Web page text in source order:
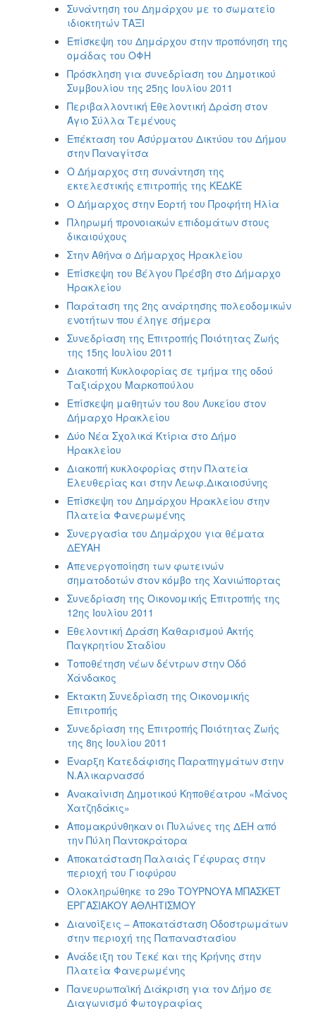
Συνάντηση του Δημάρχου με το σωματείο
ιδιοκτητών ΤΑΞΙ
Επίσκεψη του Δημάρχου στην προπόνηση της
ομάδας του ΟΦΗ
Πρόσκληση για συνεδρίαση του Δημοτικού
Συμβουλίου της 25ης Ιουλίου 2011
Περιβαλλοντική Εθελοντική Δράση στον
Άγιο Σύλλα Τεμένους
Επέκταση του Ασύρματου Δικτύου του Δήμου
στην Παναγίτσα
Ο Δήμαρχος στη συνάντηση της
εκτελεστικής επιτροπής της ΚΕΔΚΕ
Ο Δήμαρχος στην Εορτή του Προφήτη Ηλία
Πληρωμή προνοιακών επιδομάτων στους
δικαιούχους
Στην Αθήνα ο Δήμαρχος Ηρακλείου
Επίσκεψη του Βέλγου Πρέσβη στο Δήμαρχο
Ηρακλείου
Παράταση της 2ης ανάρτησης πολεοδομικών
ενοτήτων που έληγε σήμερα
Συνεδρίαση της Επιτροπής Ποιότητας Ζωής
της 15ης Ιουλίου 2011
Διακοπή Κυκλοφορίας σε τμήμα της οδού
Ταξιάρχου Μαρκοπούλου
Επίσκεψη μαθητών του 8ου Λυκείου στον
Δήμαρχο Ηρακλείου
Δύο Νέα Σχολικά Κτίρια στο Δήμο
Ηρακλείου
Διακοπή κυκλοφορίας στην Πλατεία
Ελευθερίας και στην Λεωφ.Δικαιοσύνης
Επίσκεψη του Δημάρχου Ηρακλείου στην
Πλατεία Φανερωμένης
Συνεργασία του Δημάρχου για θέματα
ΔΕΥΑΗ
Απενεργοποίηση των φωτεινών
σηματοδοτών στον κόμβο της Χανιώπορτας
Συνεδρίαση της Οικονομικής Επιτροπής της
12ης Ιουλίου 2011
Εθελοντική Δράση Καθαρισμού Ακτής
Παγκρητίου Σταδίου
Τοποθέτηση νέων δέντρων στην Οδό
Χάνδακος
Έκτακτη Συνεδρίαση της Οικονομικής
Επιτροπής
Συνεδρίαση της Επιτροπής Ποιότητας Ζωής
της 8ης Ιουλίου 2011
Έναρξη Κατεδάφισης Παραπηγμάτων στην
Ν.Αλικαρνασσό
Ανακαίνιση Δημοτικού Κηποθέατρου «Μάνος
Χατζηδάκις»
Απομακρύνθηκαν οι Πυλώνες της ΔΕΗ από
την Πύλη Παντοκράτορα
Αποκατάσταση Παλαιάς Γέφυρας στην
περιοχή του Γιoφύρου
Ολοκληρώθηκε το 29ο ΤΟΥΡΝΟΥΑ ΜΠΑΣΚΕΤ
ΕΡΓΑΣΙΑΚΟΥ ΑΘΛΗΤΙΣΜΟΥ
Διανοίξεις – Αποκατάσταση Οδοστρωμάτων
στην περιοχή της Παπαναστασίου
Ανάδειξη του Τεκέ και της Κρήνης στην
Πλατεία Φανερωμένης
Πανευρωπαϊκή Διάκριση για τον Δήμο σε
Διαγωνισμό Φωτογραφίας